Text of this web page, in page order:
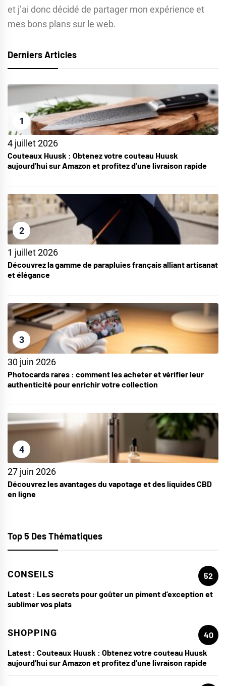
et j’ai donc décidé de partager mon expérience et
mes bons plans sur le web.
Derniers Articles
1
4 juillet 2026
Couteaux Huusk : Obtenez votre couteau Huusk
aujourd’hui sur Amazon et profitez d’une livraison rapide
2
1 juillet 2026
Découvrez la gamme de parapluies français alliant artisanat
et élégance
3
30 juin 2026
Photocards rares : comment les acheter et vérifier leur
authenticité pour enrichir votre collection
4
27 juin 2026
Découvrez les avantages du vapotage et des liquides CBD
en ligne
Top 5 Des Thématiques
CONSEILS
52
Latest : Les secrets pour goûter un piment d’exception et
sublimer vos plats
SHOPPING
40
Latest : Couteaux Huusk : Obtenez votre couteau Huusk
aujourd’hui sur Amazon et profitez d’une livraison rapide